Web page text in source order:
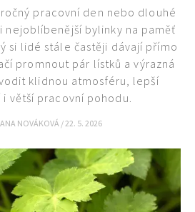
pracovní den nebo dlouhé
nejoblíbenější bylinky na paměť
si lidé stále častěji dávají přímo
promnout pár lístků a výrazná
klidnou atmosféru, lepší
i větší pracovní pohodu.
NOVÁKOVÁ /22. 5. 2026